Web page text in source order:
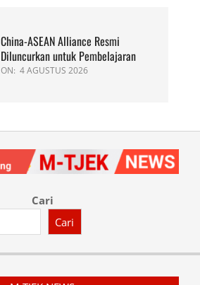
China-ASEAN Alliance Resmi
Diluncurkan untuk Pembelajaran
ON: 4 AGUSTUS 2026
Cari
Cari